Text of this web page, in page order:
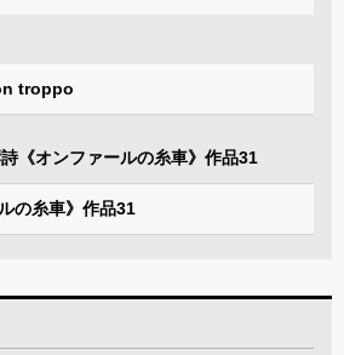
troppo
《オンファールの糸車》作品31
の糸車》作品31